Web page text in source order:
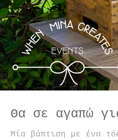
Θα σε αγαπώ
Μία βάπτιση με ένα